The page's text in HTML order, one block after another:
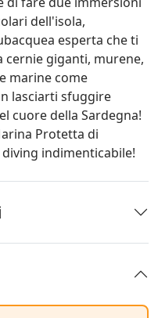
dell'isola,
esperta che ti
giganti, murene,
marine come
lasciarti sfuggire
cuore della Sardegna!
Protetta di
indimenticabile!